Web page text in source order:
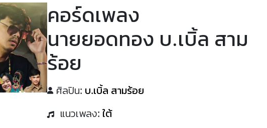
คอร์ดเพลง
นายยอดทอง บ.เบิ้ล สาม
ร้อย
ศิลปิน: บ.เบิ้ล สามร้อย
แนวเพลง: ใต้